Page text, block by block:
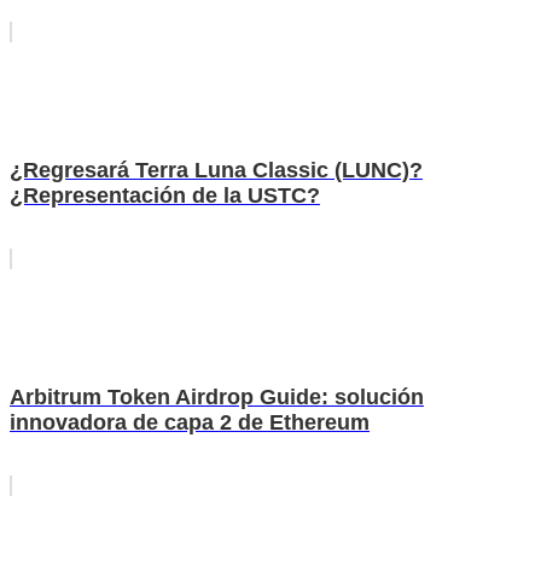
¿Regresará Terra Luna Classic (LUNC)?
¿Representación de la USTC?
Arbitrum Token Airdrop Guide: solución
innovadora de capa 2 de Ethereum